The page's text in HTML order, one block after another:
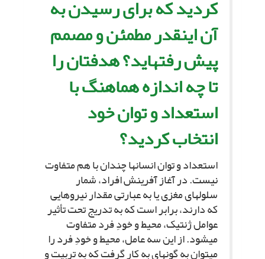
کردید که براى رسیدن به
آن اینقدر مطمئن و مصمم
پیش رفته‏اید؟ هدف‏تان را
تا چه اندازه هماهنگ با
استعداد و توان خود
انتخاب کردید؟
استعداد و توان انسان‏ها چندان با هم متفاوت
نیست. در آغاز آفرینش افراد، شمار
سلول‏هاى مغزى یا به عبارتى مقدار نیروهایى
که دارند، برابر است که به تدریج تحت تأثیر
عوامل ژنتیک، محیط و خودِ فرد متفاوت
مى‏شود. از این سه عامل، محیط و خودِ فرد را
مى‏توان به گونه‏اى به کار گرفت که به تربیت و